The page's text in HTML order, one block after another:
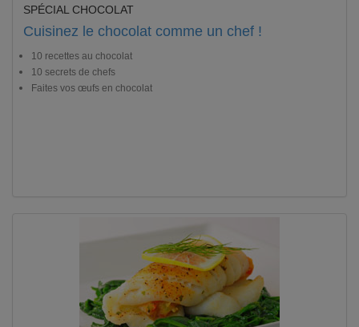
SPÉCIAL CHOCOLAT
Cuisinez le chocolat comme un chef !
10 recettes au chocolat
10 secrets de chefs
Faites vos œufs en chocolat